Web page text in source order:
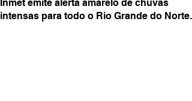
Inmet emite alerta amarelo de chuvas
intensas para todo o Rio Grande do Norte.